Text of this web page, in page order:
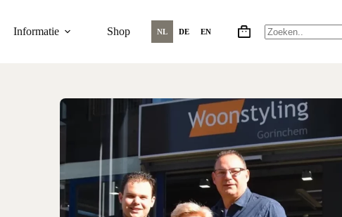
Informatie Shop NL DE EN